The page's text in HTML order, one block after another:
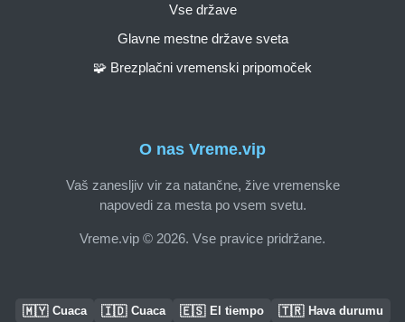
O nas Vreme.vip
Vaš zanesljiv vir za natančne, žive vremenske
napovedi za mesta po vsem svetu.
Vreme.vip © 2026. Vse pravice pridržane.
Vse države
Glavne mestne države sveta
🧩 Brezplačni vremenski pripomoček
🇲🇾 Cuaca 🇮🇩 Cuaca 🇪🇸 El tiempo 🇹🇷 Hava durumu